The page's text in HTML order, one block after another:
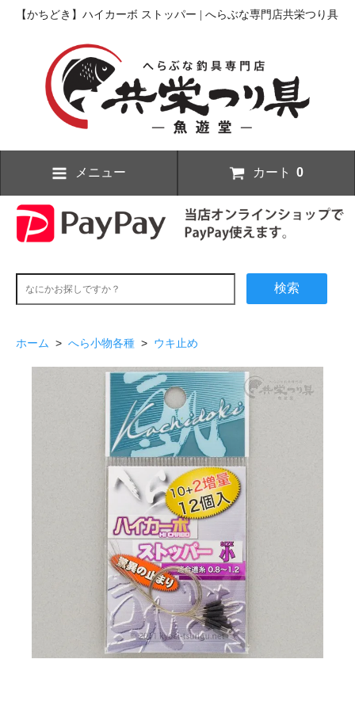
【かちどき】ハイカーボ ストッパー | へらぶな専門店共栄つり具
メニュー カート 0
検索
ホーム > へら小物各種 > ウキ止め